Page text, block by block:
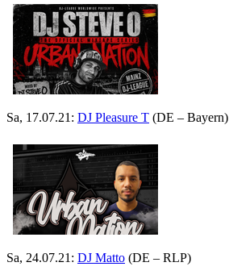
Sa, 17.07.21: DJ Pleasure T (DE – Bayern)
Sa, 24.07.21: DJ Matto (DE – RLP)